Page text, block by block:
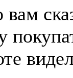
вам